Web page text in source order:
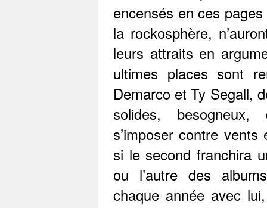
encensés en ces
la rockosphère,
leurs attraits en
ultimes places sont
Demarco et Ty Segall,
solides,
s’imposer contre
si le second franchira
ou l’autre des
chaque année avec